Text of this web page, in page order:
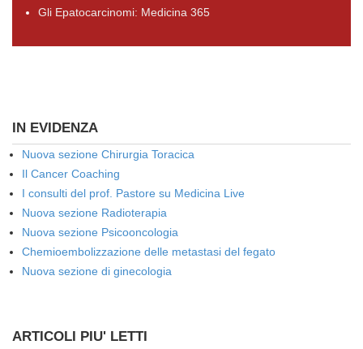
Gli Epatocarcinomi: Medicina 365
IN EVIDENZA
Nuova sezione Chirurgia Toracica
Il Cancer Coaching
I consulti del prof. Pastore su Medicina Live
Nuova sezione Radioterapia
Nuova sezione Psicooncologia
Chemioembolizzazione delle metastasi del fegato
Nuova sezione di ginecologia
ARTICOLI PIU' LETTI